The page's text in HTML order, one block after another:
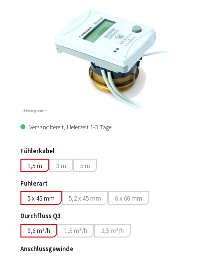
Abbildung ähnlich
Versandbereit, Lieferzeit 1-3 Tage
Fühlerkabel
1,5 m
3 m
(Diese Option ist zurzeit nicht verfügbar.)
5 m
(Diese Option ist zurzeit nicht verfügbar.)
Fühlerart
5 x 45 mm
5,2 x 45 mm
(Diese Option ist zurzeit nicht verfügbar.)
6 x 60 mm
(Diese Option ist zurzeit nicht verfügbar.)
Durchfluss Q3
0,6 m³/h
1,5 m³/h
(Diese Option ist zurzeit nicht verfügbar.)
2,5 m³/h
(Diese Option ist zurzeit nicht verfügbar.)
Anschlussgewinde